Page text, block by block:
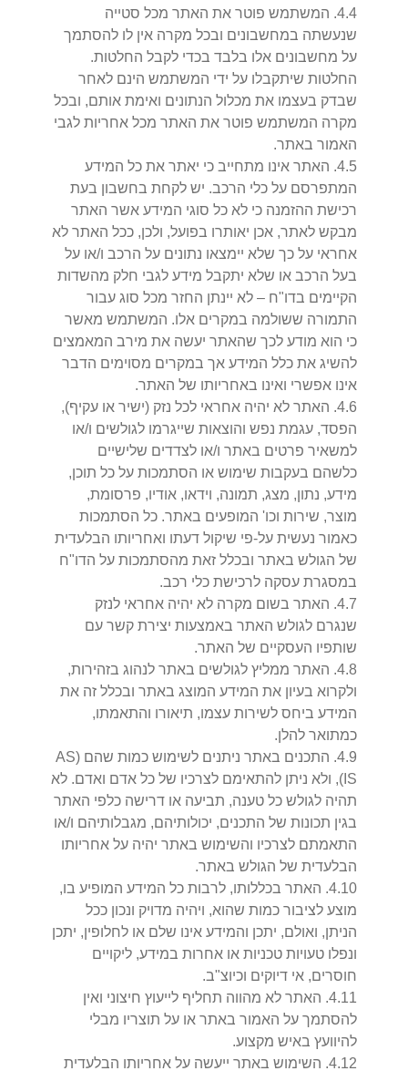
4.4
. המשתמש פוטר את האתר מכל סטייה
שנעשתה במחשבונים ובכל מקרה אין לו להסתמך
על מחשבונים אלו בלבד בכדי לקבל החלטות.
החלטות שיתקבלו על ידי המשתמש הינם לאחר
שבדק בעצמו את מכלול הנתונים ואימת אותם, ובכל
מקרה המשתמש פוטר את האתר מכל אחריות לגבי
האמור באתר.
4.5
. האתר אינו מתחייב כי יאתר את כל המידע
המתפרסם על כלי הרכב. יש לקחת בחשבון בעת
רכישת ההזמנה כי לא כל סוגי המידע אשר האתר
מבקש לאתר, אכן יאותרו בפועל, ולכן, ככל האתר לא
אחראי על כך שלא יימצאו נתונים על הרכב ו/או על
בעל הרכב או שלא יתקבל מידע לגבי חלק מהשדות
הקיימים בדו"ח – לא יינתן החזר מכל סוג עבור
התמורה ששולמה במקרים אלו. המשתמש מאשר
כי הוא מודע לכך שהאתר יעשה את מירב המאמצים
להשיג את כלל המידע אך במקרים מסוימים הדבר
אינו אפשרי ואינו באחריותו של האתר.
4.6
. האתר לא יהיה אחראי לכל נזק (ישיר או עקיף),
הפסד, עגמת נפש והוצאות שייגרמו לגולשים ו/או
למשאיר פרטים באתר ו/או לצדדים שלישיים
כלשהם בעקבות שימוש או הסתמכות על כל תוכן,
מידע, נתון, מצג, תמונה, וידאו, אודיו, פרסומת,
מוצר, שירות וכו' המופעים באתר. כל הסתמכות
כאמור נעשית על-פי שיקול דעתו ואחריותו הבלעדית
של הגולש באתר ובכלל זאת מהסתמכות על הדו"ח
במסגרת עסקה לרכישת כלי רכב.
4.7
. האתר בשום מקרה לא יהיה אחראי לנזק
שנגרם לגולש האתר באמצעות יצירת קשר עם
שותפיו העסקיים של האתר.
4.8
. האתר ממליץ לגולשים באתר לנהוג בזהירות,
ולקרוא בעיון את המידע המוצג באתר ובכלל זה את
המידע ביחס לשירות עצמו, תיאורו והתאמתו,
כמתואר להלן.
4.9
.
התכנים באתר ניתנים לשימוש כמות שהם (AS
IS), ולא ניתן להתאימם לצרכיו של כל אדם ואדם. לא
תהיה לגולש כל טענה, תביעה או דרישה כלפי האתר
בגין תכונות של התכנים, יכולותיהם, מגבלותיהם ו/או
התאמתם לצרכיו והשימוש באתר יהיה על אחריותו
הבלעדית של הגולש באתר.
4.10
. האתר בכללותו, לרבות כל המידע המופיע בו,
מוצע לציבור כמות שהוא, ויהיה מדויק ונכון ככל
הניתן, ואולם, יתכן והמידע אינו שלם או לחלופין, יתכן
ונפלו טעויות טכניות או אחרות במידע, ליקויים
חוסרים, אי דיוקים וכיוצ"ב.
4.11
. האתר לא מהווה תחליף לייעוץ חיצוני ואין
להסתמך על האמור באתר או על תוצריו מבלי
להיוועץ באיש מקצוע.
4.12
. השימוש באתר ייעשה על אחריותו הבלעדית